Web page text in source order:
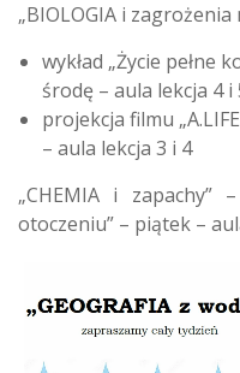
„BIOLOGIA i
wykład „Życie pełne
środę – aula lekcja 4 i
projekcja filmu
– aula lekcja 3 i 4
„CHEMIA i zapachy”
otoczeniu” – piątek –